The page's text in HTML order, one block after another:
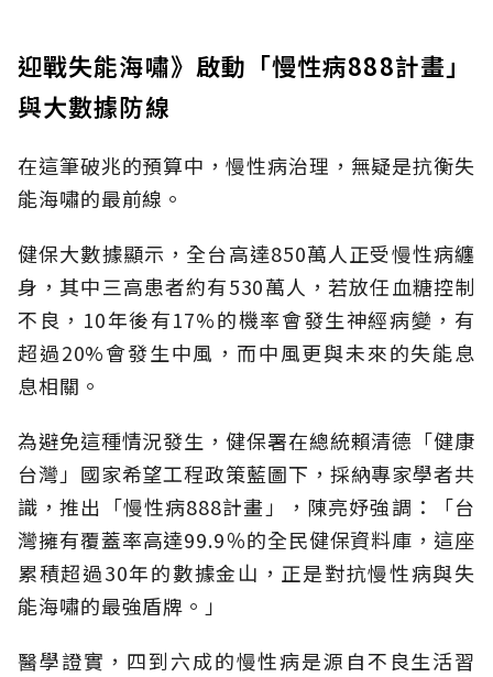
迎戰失能海嘯》啟動「慢性病888計畫」
與大數據防線
在這筆破兆的預算中，慢性病治理，無疑是抗衡失
能海嘯的最前線。
健保大數據顯示，全台高達850萬人正受慢性病纏
身，其中三高患者約有530萬人，若放任血糖控制
不良，10年後有17%的機率會發生神經病變，有
超過20%會發生中風，而中風更與未來的失能息
息相關。
為避免這種情況發生，健保署在總統賴清德「健康
台灣」國家希望工程政策藍圖下，採納專家學者共
識，推出「慢性病888計畫」，陳亮妤強調：「台
灣擁有覆蓋率高達99.9％的全民健保資料庫，這座
累積超過30年的數據金山，正是對抗慢性病與失
能海嘯的最強盾牌。」
醫學證實，四到六成的慢性病是源自不良生活習